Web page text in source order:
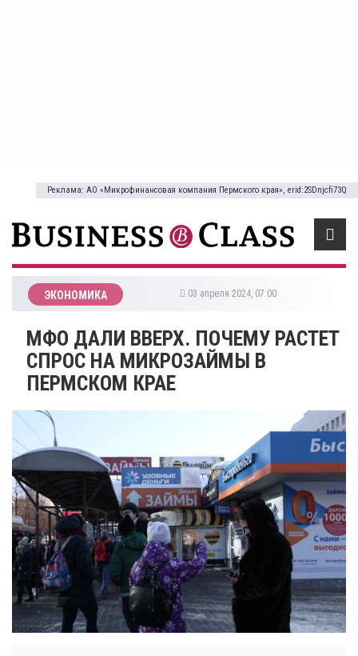
Реклама: АО «Микрофинансовая компания Пермского края», erid:2SDnjcfi73Q
ЭКОНОМИКА 03 апреля 2024, 07:00
​МФО ДАЛИ ВВЕРХ. ПОЧЕМУ РАСТЕТ
СПРОС НА МИКРОЗАЙМЫ В
ПЕРМСКОМ КРАЕ